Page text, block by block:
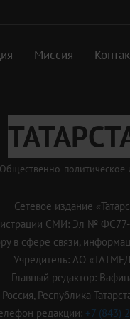
Миссия
Общественно-политическое
Сетевое издание
СМИ: Эл № ФС77-
в сфере связи,
Учредитель: АО
Главный редактор:
Республика
редакции: +7 (843)